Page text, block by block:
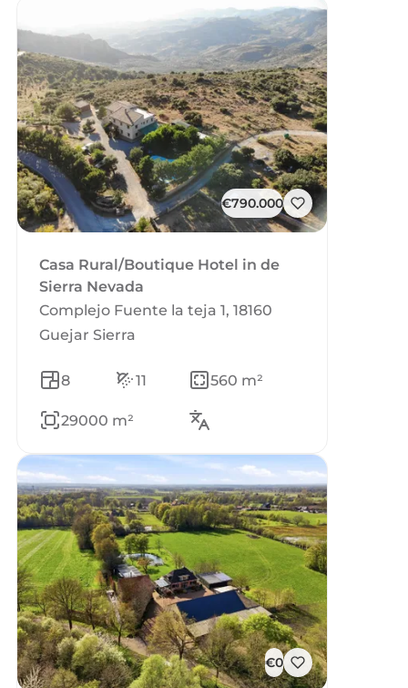
€790.000
Casa Rural/Boutique Hotel in de
Sierra Nevada
Complejo Fuente la teja 1, 18160
Guejar Sierra
8 11 560 m²
29000 m²
€0